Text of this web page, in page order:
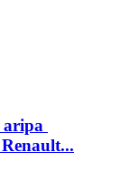
aripa